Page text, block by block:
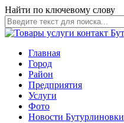
Найти по ключевому слову
Главная
Город
Район
Предприятия
Услуги
Фото
Новости Бутурлиновки